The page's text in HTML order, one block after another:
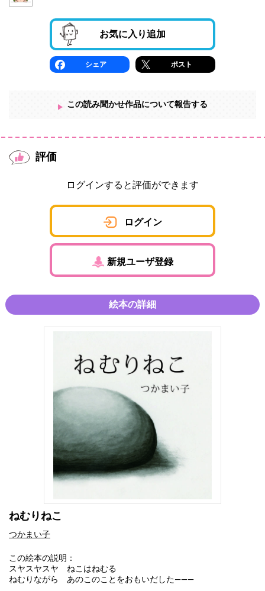
お気に入り追加
シェア ポスト
この読み聞かせ作品について報告する
評価
ログインすると評価ができます
ログイン
新規ユーザ登録
絵本の詳細
ねむりねこ
つかまい子
この絵本の説明：
スヤスヤスヤ ねこはねむる
ねむりながら あのこのことをおもいだした———